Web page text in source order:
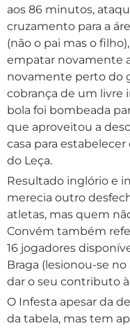
aos 86 minutos,
cruzamento para a
(não o pai mas o
empatar novamente
novamente perto do
cobrança de um livre
bola foi bombeada
que aproveitou a
casa para
do Leça.
Resultado inglório e
merecia outro
atletas, mas quem
Convém também
16 jogadores
Braga (lesionou-se
dar o seu contributo
O Infesta apesar da
da tabela, mas tem